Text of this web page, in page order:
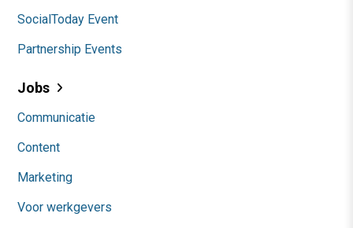
SocialToday Event
Partnership Events
Jobs
Communicatie
Content
Marketing
Voor werkgevers